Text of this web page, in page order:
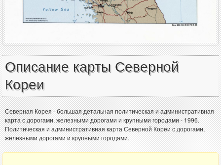
Описание карты Северной
Кореи
Северная Корея - большая детальная политическая и административная
карта с дорогами, железными дорогами и крупными городами - 1996.
Политическая и административная карта Северной Кореи с дорогами,
железными дорогами и крупными городами.